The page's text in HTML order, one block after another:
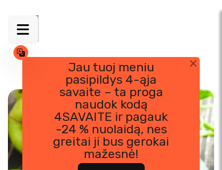
content
Jau tuoj meniu
pasipildys 4-ąja
savaite – ta proga
naudok kodą
4SAVAITE ir pagauk
-24 % nuolaidą, nes
greitai ji bus gerokai
mažesnė!